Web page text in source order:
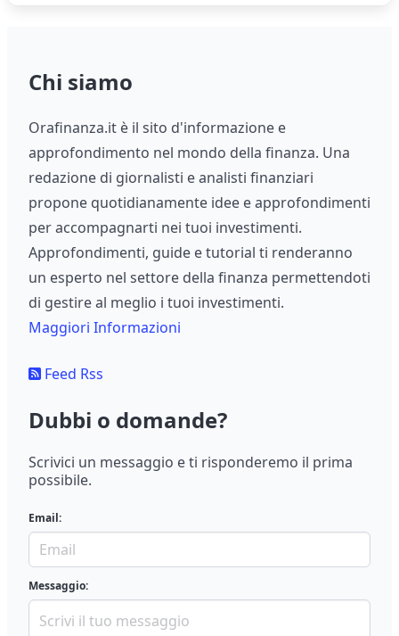
Chi siamo
Orafinanza.it è il sito d'informazione e
approfondimento nel mondo della finanza. Una
redazione di giornalisti e analisti finanziari
propone quotidianamente idee e approfondimenti
per accompagnarti nei tuoi investimenti.
Approfondimenti, guide e tutorial ti renderanno
un esperto nel settore della finanza permettendoti
di gestire al meglio i tuoi investimenti.
Maggiori Informazioni
Feed Rss
Dubbi o domande?
Scrivici un messaggio e ti risponderemo il prima
possibile.
Email:
Messaggio: